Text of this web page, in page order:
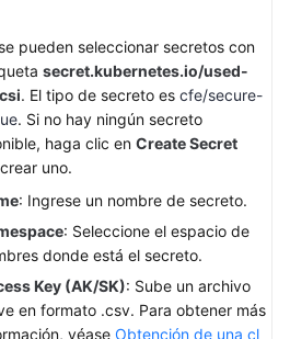
pueden seleccionar secretos con
secret.kubernetes.io/used-
. El tipo de secreto es cfe/secure-
. Si no hay ningún secreto
haga clic en Create Secret
uno.
: Ingrese un nombre de secreto.
: Seleccione el espacio de
donde está el secreto.
Key (AK/SK): Sube un archivo
en formato .csv. Para obtener más
véase Obtención de una cl